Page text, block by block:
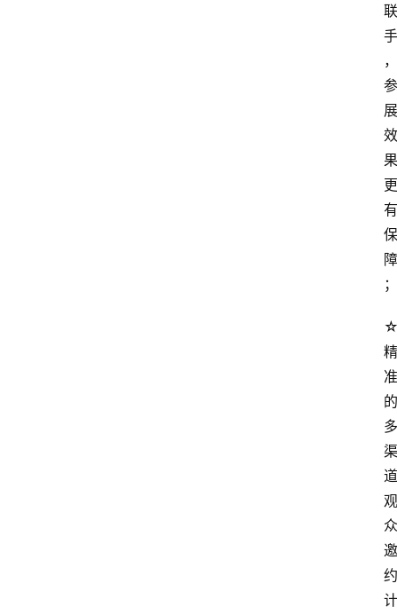
联
手
，
参
展
效
果
更
有
保
障
；
精
准
的
多
渠
道
观
众
邀
约
计